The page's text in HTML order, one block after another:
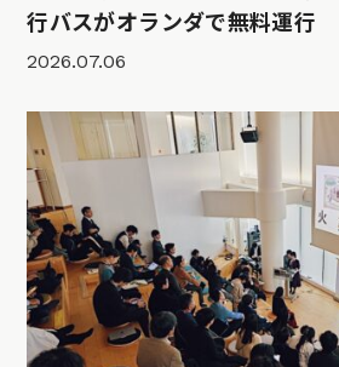
行バスがオランダで無料運行
2026.07.06